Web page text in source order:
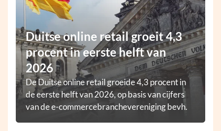
Duitse online retail groeit 4,3
procent in eerste helft van
2026
De Duitse online retail groeide 4,3 procent in
de eerste helft van 2026, op basis van cijfers
van de e-commercebranchevereniging bevh.